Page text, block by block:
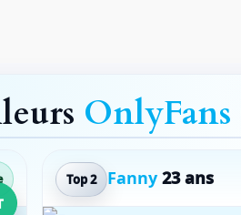
OnlyFans
Top 2 Fanny 23 ans